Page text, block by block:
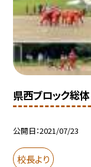
県西ブロック総
公開日 2021/07/23
校長より